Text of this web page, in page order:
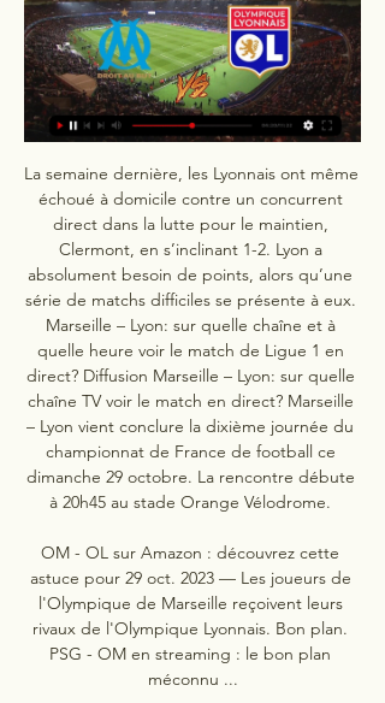
La semaine dernière, les Lyonnais ont même
échoué à domicile contre un concurrent
direct dans la lutte pour le maintien,
Clermont, en s’inclinant 1-2. Lyon a
absolument besoin de points, alors qu’une
série de matchs difficiles se présente à eux.
Marseille – Lyon: sur quelle chaîne et à
quelle heure voir le match de Ligue 1 en
direct? Diffusion Marseille – Lyon: sur quelle
chaîne TV voir le match en direct? Marseille
– Lyon vient conclure la dixième journée du
championnat de France de football ce
dimanche 29 octobre. La rencontre débute
à 20h45 au stade Orange Vélodrome.
OM - OL sur Amazon : découvrez cette
astuce pour 29 oct. 2023 — Les joueurs de
l'Olympique de Marseille reçoivent leurs
rivaux de l'Olympique Lyonnais. Bon plan.
PSG - OM en streaming : le bon plan
méconnu ...